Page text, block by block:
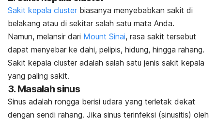
Sakit kepala cluster biasanya menyebabkan sakit di
belakang atau di sekitar salah satu mata Anda.
Namun, melansir dari Mount Sinai, rasa sakit tersebut
dapat menyebar ke dahi, pelipis, hidung, hingga rahang.
Sakit kepala cluster adalah salah satu jenis sakit kepala
yang paling sakit.
3. Masalah sinus
Sinus adalah rongga berisi udara yang terletak dekat
dengan sendi rahang. Jika sinus terinfeksi (sinusitis) oleh